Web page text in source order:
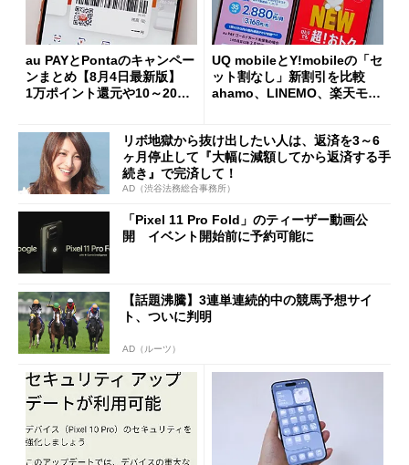
au PAYとPontaのキャンペー
ンまとめ【8月4日最新版】
1万ポイント還元や10～20％
UQ mobileとY!mobileの「セ
ット割なし」新割引を比較
ahamo、LINEMO、楽天モバ
リボ地獄から抜け出したい人は、返済を3～6
ヶ月停止して『大幅に減額してから返済する手
続き』で完済して！
AD（渋谷法務総合事務所）
「Pixel 11 Pro Fold」のティーザー動画公
開 イベント開始前に予約可能に
【話題沸騰】3連単連続的中の競馬予想サイ
ト、ついに判明
AD（ルーツ）